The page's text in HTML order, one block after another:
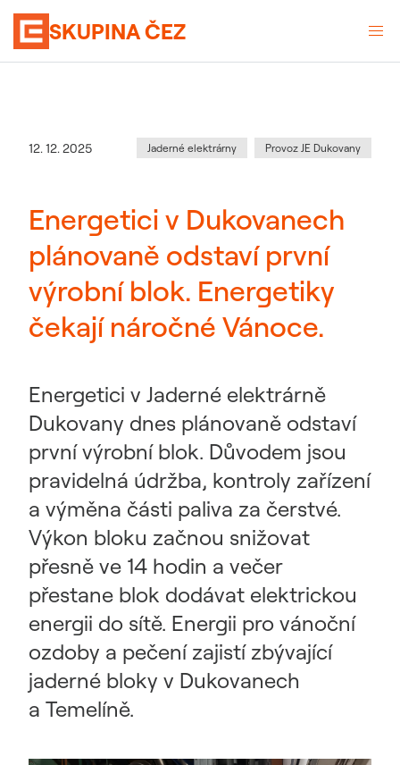
SKUPINA ČEZ
Datum zveřejnění
12. 12. 2025 Kategorie:
Jaderné elektrárny Provoz JE Dukovany
Energetici v Dukovanech
plánovaně odstaví první
výrobní blok. Energetiky
čekají náročné Vánoce.
Energetici v Jaderné elektrárně
Dukovany dnes plánovaně odstaví
první výrobní blok. Důvodem jsou
pravidelná údržba, kontroly zařízení
a výměna části paliva za čerstvé.
Výkon bloku začnou snižovat
přesně ve 14 hodin a večer
přestane blok dodávat elektrickou
energii do sítě. Energii pro vánoční
ozdoby a pečení zajistí zbývající
jaderné bloky v Dukovanech
a Temelíně.